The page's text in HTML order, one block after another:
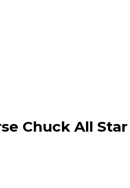
Chuck All Star